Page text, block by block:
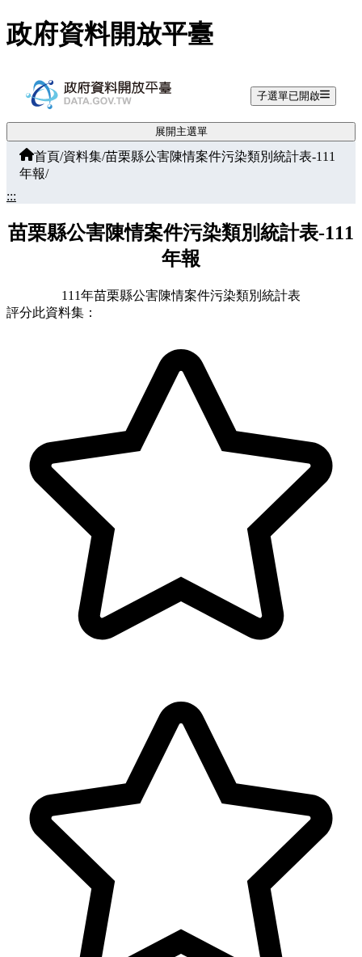
跳至主要內容
政府資料開放平臺
子選單已開啟
展開主選單
首頁/資料集/苗栗縣公害陳情案件污染類別統計表-111
年報/
:::
苗栗縣公害陳情案件污染類別統計表-111
年報
111年苗栗縣公害陳情案件污染類別統計表
評分此資料集：